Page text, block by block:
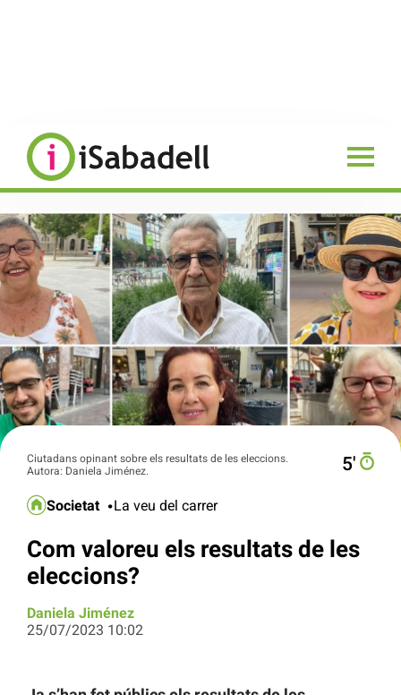
Ciutadans opinant sobre els resultats de les eleccions.
Autora: Daniela Jiménez.
5′
Societat La veu del carrer
Com valoreu els resultats de les
eleccions?
Daniela Jiménez
25/07/2023 10:02